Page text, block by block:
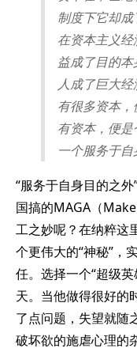
制度下它却成
在资本主义
益成了目的本
人成了巨大
有很多资本
有资本，便
一个服务于自
“服务于自身目的之
国搞的MAGA（
工之妙呢？在纳粹这
个更伟大的“神秘”，
任。选择一个“超级
天。当他做得很好的
了点问题，失望就随
破坏欲的施虐心理的